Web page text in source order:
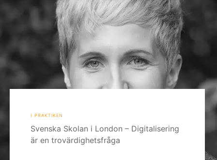
i praktiken
Svenska Skolan i London – Digitalisering
är en trovärdighetsfråga